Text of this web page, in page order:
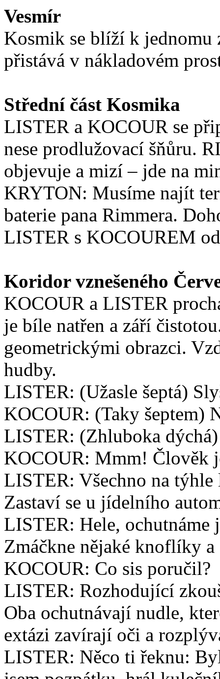
Vesmír
Kosmik se blíží k jednomu
přistává v nákladovém
Střední část Kosmika
LISTER a KOCOUR se
nese prodlužovací šňůru.
objevuje a mizí – jde na
KRYTON: Musíme najít
baterie pana Rimmera.
LISTER s KOCOUREM
Koridor vznešeného
KOCOUR a LISTER
je bíle natřen a září
geometrickými obrazci.
hudby.
LISTER: (Užasle šeptá)
KOCOUR: (Taky šeptem)
LISTER: (Zhluboka
KOCOUR: Mmm! Člověk
LISTER: Všechno na
Zastaví se u jídelního
LISTER: Hele, ochutnáme
Zmáčkne nějaké knoflíky
KOCOUR: Co sis poručil?
LISTER: Rozhodující
Oba ochutnávají nudle,
extázi zavírají oči a
LISTER: Něco ti řeknu: